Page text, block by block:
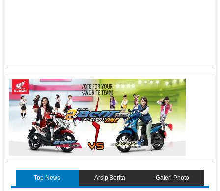
Top News Arsip Berita Galeri Photo